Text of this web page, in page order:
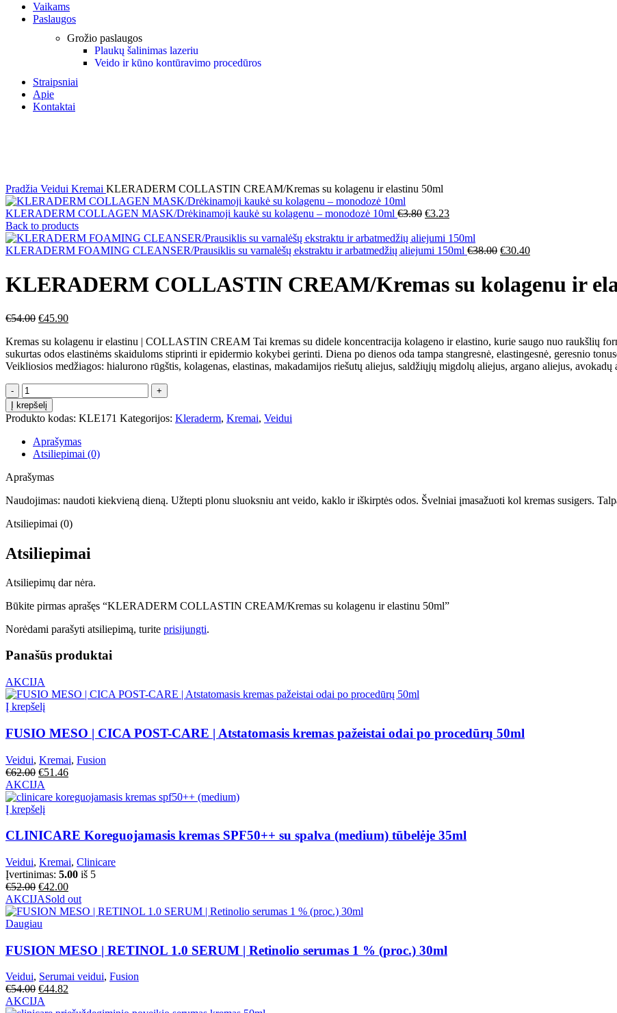
Vaikams
Paslaugos
Grožio paslaugos
Plaukų šalinimas lazeriu
Veido ir kūno kontūravimo procedūros
Straipsniai
Apie
Kontaktai
Pradžia Veidui Kremai KLERADERM COLLASTIN CREAM/Kremas su kolagenu ir elastinu 50ml
KLERADERM COLLAGEN MASK/Drėkinamoji kaukė su kolagenu – monodozė 10ml €3.80 €3.23
Back to products
KLERADERM FOAMING CLEANSER/Prausiklis su varnalėšų ekstraktu ir arbatmedžių aliejumi 150ml €38.00 €30.40
KLERADERM COLLASTIN CREAM/Kremas su kolagenu ir
€54.00 €45.90
Kremas su kolagenu ir elastinu | COLLASTIN CREAM Tai kremas su didele koncentracija kolageno ir elastino, kurie saugo nuo raukšlių
sukurtas odos elastinėms skaiduloms stiprinti ir epidermio kokybei gerinti. Diena po dienos oda tampa stangresnė, elastingesnė, geresnio
Veikliosios medžiagos: hialurono rūgštis, kolagenas, elastinas, makadamijos riešutų aliejus, saldžiųjų migdolų aliejus, argano aliejus,
Į krepšelį
Produkto kodas: KLE171 Kategorijos: Kleraderm, Kremai, Veidui
Aprašymas
Atsiliepimai (0)
Aprašymas
Naudojimas: naudoti kiekvieną dieną. Užtepti plonu sluoksniu ant veido, kaklo ir iškirptės odos. Švelniai įmasažuoti kol kremas susigers.
Atsiliepimai (0)
Atsiliepimai
Atsiliepimų dar nėra.
Būkite pirmas aprašęs “KLERADERM COLLASTIN CREAM/Kremas su kolagenu ir elastinu 50ml”
Norėdami parašyti atsiliepimą, turite prisijungti.
Panašūs produktai
AKCIJA
Į krepšelį
FUSIO MESO | CICA POST-CARE | Atstatomasis kremas pažeistai odai po procedūrų 50ml
Veidui, Kremai, Fusion
€62.00 €51.46
AKCIJA
Į krepšelį
CLINICARE Koreguojamasis kremas SPF50++ su spalva (medium) tūbelėje 35ml
Veidui, Kremai, Clinicare
Įvertinimas: 5.00 iš 5
€52.00 €42.00
AKCIJASold out
Daugiau
FUSION MESO | RETINOL 1.0 SERUM | Retinolio serumas 1 % (proc.) 30ml
Veidui, Serumai veidui, Fusion
€54.00 €44.82
AKCIJA